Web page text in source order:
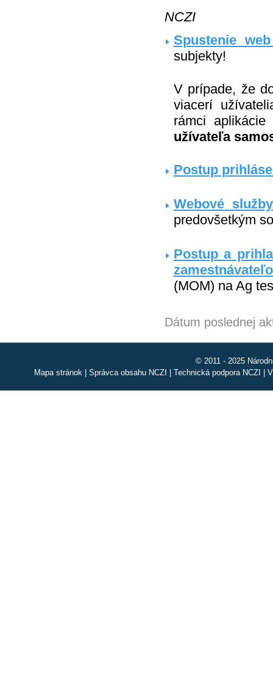
NCZI
Spustenie
subjekty!
V prípade, že
viacerí
rámci
užívateľa
Postup
Webové
predovšetkým
Postup a
(MOM) na Ag
Dátum poslednej
© 2011 - 2025
Mapa stránok| Správca obsahu NCZI Technická podpora NCZI